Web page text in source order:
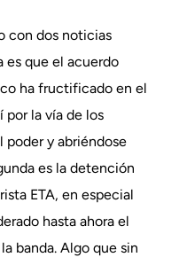
con dos noticias
es que el acuerdo
ha fructificado en el
por la vía de los
poder y abriéndose
es la detención
ETA, en especial
hasta ahora el
banda. Algo que sin